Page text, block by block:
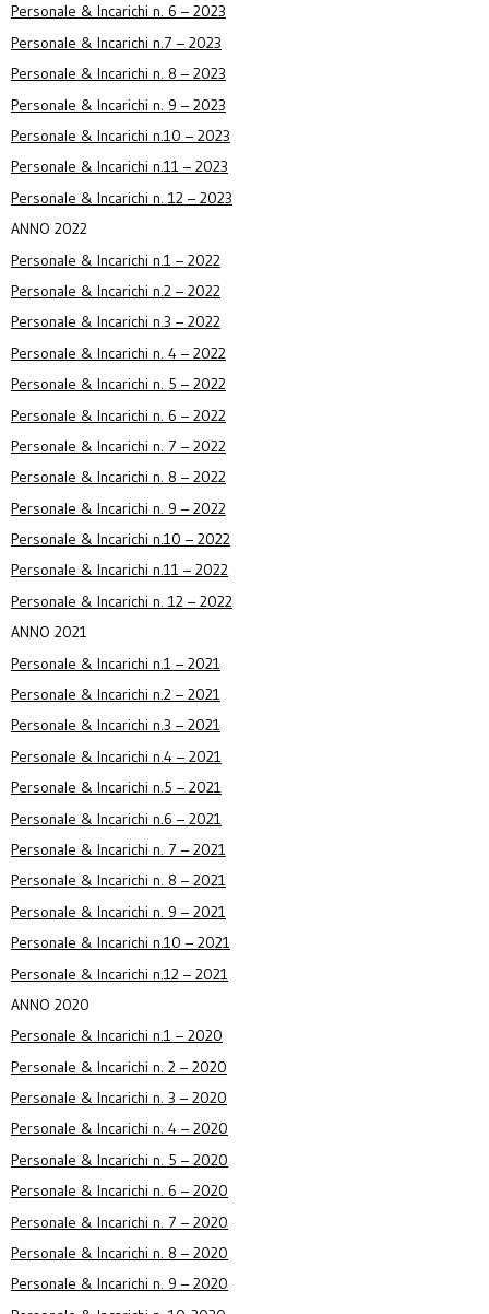
Personale & Incarichi n. 6 – 2023
Personale & Incarichi n.7 – 2023
Personale & Incarichi n. 8 – 2023
Personale & Incarichi n. 9 – 2023
Personale & Incarichi n.10 – 2023
Personale & Incarichi n.11 – 2023
Personale & Incarichi n. 12 – 2023
ANNO 2022
Personale & Incarichi n.1 – 2022
Personale & Incarichi n.2 – 2022
Personale & Incarichi n.3 – 2022
Personale & Incarichi n. 4 – 2022
Personale & Incarichi n. 5 – 2022
Personale & Incarichi n. 6 – 2022
Personale & Incarichi n. 7 – 2022
Personale & Incarichi n. 8 – 2022
Personale & Incarichi n. 9 – 2022
Personale & Incarichi n.10 – 2022
Personale & Incarichi n.11 – 2022
Personale & Incarichi n. 12 – 2022
ANNO 2021
Personale & Incarichi n.1 – 2021
Personale & Incarichi n.2 – 2021
Personale & Incarichi n.3 – 2021
Personale & Incarichi n.4 – 2021
Personale & Incarichi n.5 – 2021
Personale & Incarichi n.6 – 2021
Personale & Incarichi n. 7 – 2021
Personale & Incarichi n. 8 – 2021
Personale & Incarichi n. 9 – 2021
Personale & Incarichi n.10 – 2021
Personale & Incarichi n.12 – 2021
ANNO 2020
Personale & Incarichi n.1 – 2020
Personale & Incarichi n. 2 – 2020
Personale & Incarichi n. 3 – 2020
Personale & Incarichi n. 4 – 2020
Personale & Incarichi n. 5 – 2020
Personale & Incarichi n. 6 – 2020
Personale & Incarichi n. 7 – 2020
Personale & Incarichi n. 8 – 2020
Personale & Incarichi n. 9 – 2020